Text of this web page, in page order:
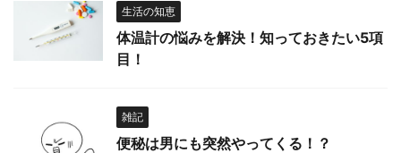
生活の知恵
体温計の悩みを解決！知っておきたい5項
目！
雑記
便秘は男にも突然やってくる！？